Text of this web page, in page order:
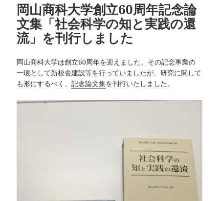
岡山商科大学創立60周年記念論
文集「社会科学の知と実践の還
流」を刊行しました
岡山商科大学は創立60周年を迎えました。その記念事業の
一環として新校舎建設等を行っていましたが、研究に関して
も形にするべく、記念論文集を刊行いたしました。